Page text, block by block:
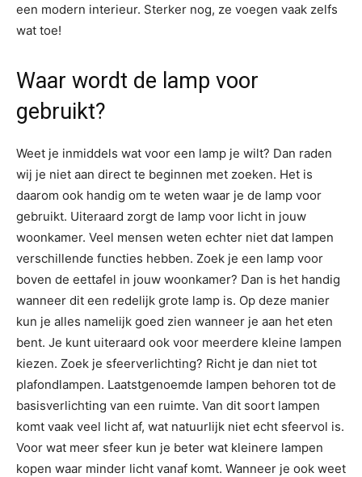
een modern interieur. Sterker nog, ze voegen vaak zelfs
wat toe!
Waar wordt de lamp voor
gebruikt?
Weet je inmiddels wat voor een lamp je wilt? Dan raden
wij je niet aan direct te beginnen met zoeken. Het is
daarom ook handig om te weten waar je de lamp voor
gebruikt. Uiteraard zorgt de lamp voor licht in jouw
woonkamer. Veel mensen weten echter niet dat lampen
verschillende functies hebben. Zoek je een lamp voor
boven de eettafel in jouw woonkamer? Dan is het handig
wanneer dit een redelijk grote lamp is. Op deze manier
kun je alles namelijk goed zien wanneer je aan het eten
bent. Je kunt uiteraard ook voor meerdere kleine lampen
kiezen. Zoek je sfeerverlichting? Richt je dan niet tot
plafondlampen. Laatstgenoemde lampen behoren tot de
basisverlichting van een ruimte. Van dit soort lampen
komt vaak veel licht af, wat natuurlijk niet echt sfeervol is.
Voor wat meer sfeer kun je beter wat kleinere lampen
kopen waar minder licht vanaf komt. Wanneer je ook weet